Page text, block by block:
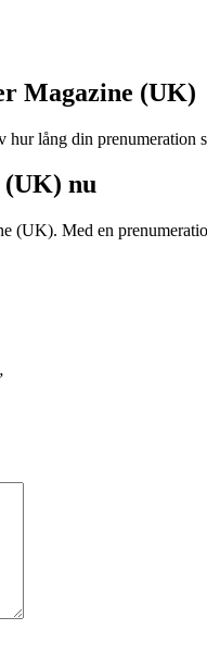
Magazine (UK)
lång din prenumeration
(UK) nu
(UK). Med en